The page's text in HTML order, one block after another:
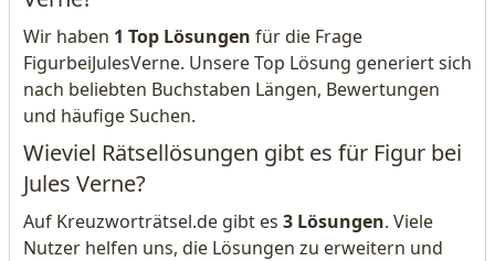
Wir haben 1 Top Lösungen für die Frage
FigurbeiJulesVerne. Unsere Top Lösung generiert sich
nach beliebten Buchstaben Längen, Bewertungen
und häufige Suchen.
Wieviel Rätsellösungen gibt es für Figur bei
Jules Verne?
Auf Kreuzworträtsel.de gibt es 3 Lösungen. Viele
Nutzer helfen uns, die Lösungen zu erweitern und